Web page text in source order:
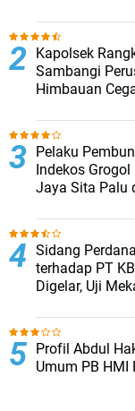
Kapolsek
Sambangi
Himbauan
Pelaku
Indekos
Jaya Sita Palu
Sidang
terhadap PT
Digelar, Uji
Profil Abdul
Umum PB HMI